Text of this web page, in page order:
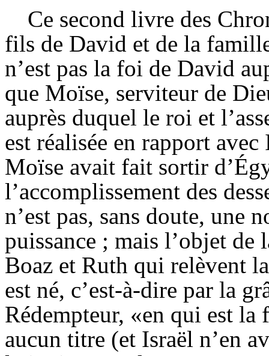
Ce second livre des
fils de David et de la
n’est pas la foi de David
que Moïse, serviteur de
auprès duquel le roi et
est réalisée en rapport
Moïse avait fait sortir
l’accomplissement des
n’est pas, sans doute, une
puissance ; mais l’objet de
Boaz et Ruth qui relèvent
est né, c’est-à-dire par la
Rédempteur, «en qui est la
aucun titre (et Israël n’en